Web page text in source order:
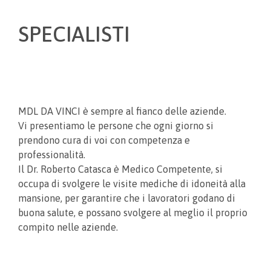
SPECIALISTI
MDL DA VINCI è sempre al fianco delle aziende.
Vi presentiamo le persone che ogni giorno si
prendono cura di voi con competenza e
professionalità.
Il Dr. Roberto Catasca è Medico Competente, si
occupa di svolgere le visite mediche di idoneità alla
mansione, per garantire che i lavoratori godano di
buona salute, e possano svolgere al meglio il proprio
compito nelle aziende.